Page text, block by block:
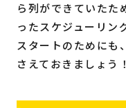
ら列ができていたた
ったスケジューリン
スタートのためにも
さえておきましょう！